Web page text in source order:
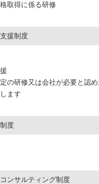
格取得に係る研修
援制度
の研修又は会社が必要と認
ます
度
ンサルティング制度